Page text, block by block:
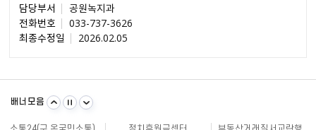
담당부서
공원녹지과
전화번호
033-737-3626
최종수정일
2026.02.05
배너모음
강원일자리정보망